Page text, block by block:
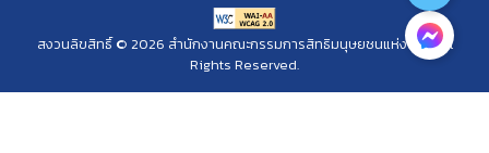
สงวนลิขสิทธิ์ © 2026 สำนักงานคณะกรรมการสิทธิมนุษยชนแห่งชาติ. All
Rights Reserved.